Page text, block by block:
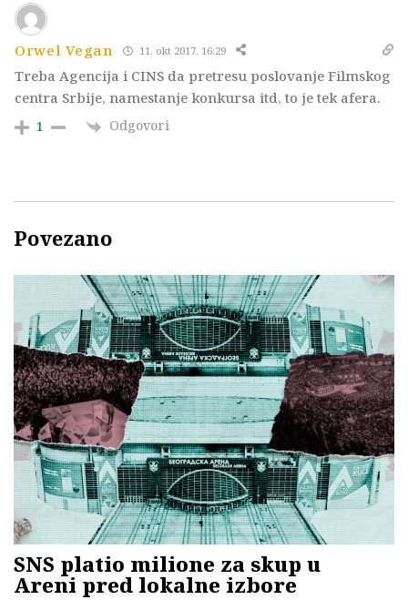
Orwel Vegan 11. okt 2017. 16:29
Treba Agencija i CINS da pretresu poslovanje Filmskog
centra Srbije, namestanje konkursa itd, to je tek afera.
1 Odgovori
Povezano
SNS platio milione za skup u
Areni pred lokalne izbore